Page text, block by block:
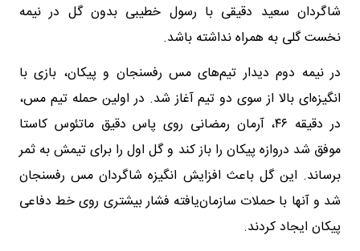
شاگردان سعید دقیقی با رسول خطیبی بدون گل در نیمه
نخست گلی به همراه نداشته باشد.
در نیمه دوم دیدار تیم‌های مس رفسنجان و پیکان، بازی با
انگیزه‌ای بالا از سوی دو تیم آغاز شد. در اولین حمله تیم مس،
در دقیقه ۴۶، آرمان رمضانی روی پاس دقیق ماتئوس کاستا
موفق شد دروازه پیکان را باز کند و گل اول را برای تیمش به ثمر
برساند. این گل باعث افزایش انگیزه شاگردان مس رفسنجان
شد و آنها با حملات سازمان‌یافته فشار بیشتری روی خط دفاعی
پیکان ایجاد کردند.